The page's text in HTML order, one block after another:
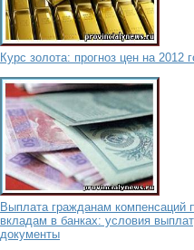
Курс золота: прогноз цен на 2012
Выплата гражданам компенсаций
вкладам в банках: условия
документы